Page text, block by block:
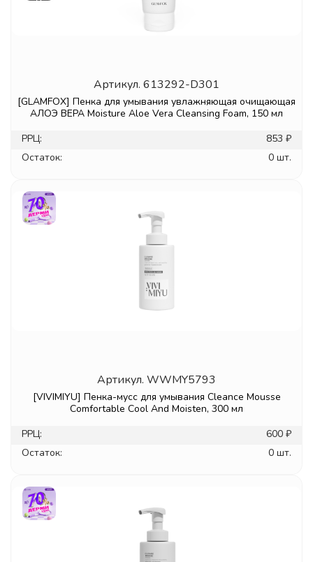
Артикул. 613292-D301
[GLAMFOX] Пенка для умывания увлажняющая очищающая
АЛОЭ ВЕРА Moisture Aloe Vera Cleansing Foam, 150 мл
РРЦ:
853 ₽
Остаток:
0 шт.
Артикул. WWMY5793
[VIVIMIYU] Пенка-мусс для умывания Cleance Mousse
Comfortable Cool And Moisten, 300 мл
РРЦ:
600 ₽
Остаток:
0 шт.